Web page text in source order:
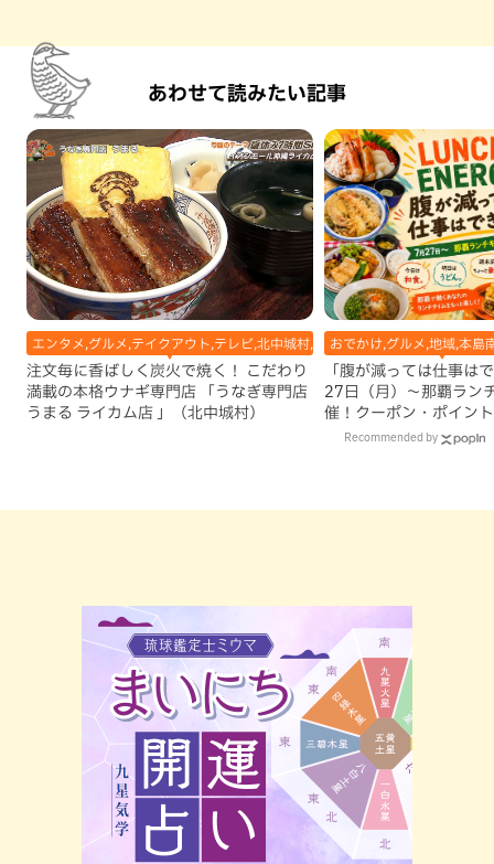
あわせて読みたい記事
エンタメ,グルメ,テイクアウト,テレビ,北中城村,和食・日本料理,地域,本島中部
注文毎に香ばしく炭火で焼く！ こだわり
満載の本格ウナギ専門店 「うなぎ専門店
うまる ライカム店 」（北中城村）
おでかけ,グルメ,地域,本島
「腹が減っては仕事は
27日（月）〜那覇ラン
催！クーポン・ポイン
ズが当たる12日間
Recommended by